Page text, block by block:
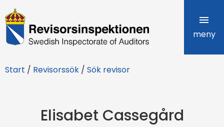
R
e
i
meny
Start / Revisorssök / Sök revisor
Elisabet Cassegård